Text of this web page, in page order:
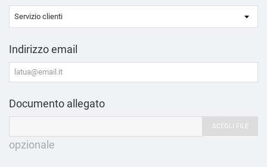
Indirizzo email
Documento allegato
SCEGLI FILE
opzionale